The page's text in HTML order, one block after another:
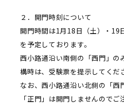
２．開門時刻について
開門時間は1月18日（土）・19
を予定しております。
西小路通沿い南側の「西門」の
構時は、受験票を提示してくだ
なお、西小路通沿い北側の「西
「正門」は開門しませんのでご